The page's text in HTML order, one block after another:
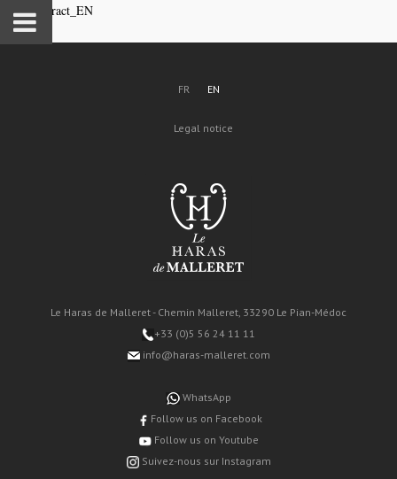
Sale_Contract_EN
FR EN
Legal notice
Le Haras de Malleret - Chemin Malleret, 33290 Le Pian-Médoc
+33 (0)5 56 24 11 11
info@haras-malleret.com
WhatsApp
Follow us on Facebook
Follow us on Youtube
Suivez-nous sur Instagram